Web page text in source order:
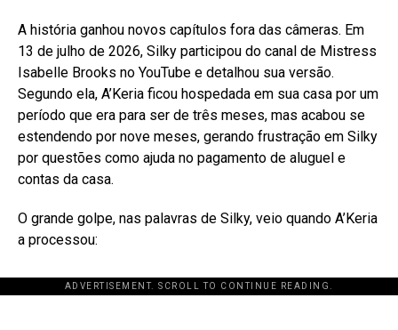
A história ganhou novos capítulos fora das câmeras. Em
13 de julho de 2026, Silky participou do canal de Mistress
Isabelle Brooks no YouTube e detalhou sua versão.
Segundo ela, A’Keria ficou hospedada em sua casa por um
período que era para ser de três meses, mas acabou se
estendendo por nove meses, gerando frustração em Silky
por questões como ajuda no pagamento de aluguel e
contas da casa.
O grande golpe, nas palavras de Silky, veio quando A’Keria
a processou:
ADVERTISEMENT. SCROLL TO CONTINUE READING.